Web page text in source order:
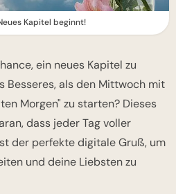
Kapitel beginnt!
ein neues Kapitel zu
Besseres, als den Mittwoch mit
Morgen" zu starten? Dieses
dass jeder Tag voller
der perfekte digitale Gruß, um
und deine Liebsten zu